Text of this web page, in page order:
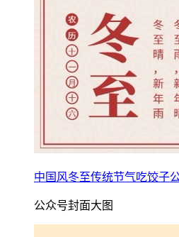
中国风冬至传统节气吃饺子
公众号封面大图